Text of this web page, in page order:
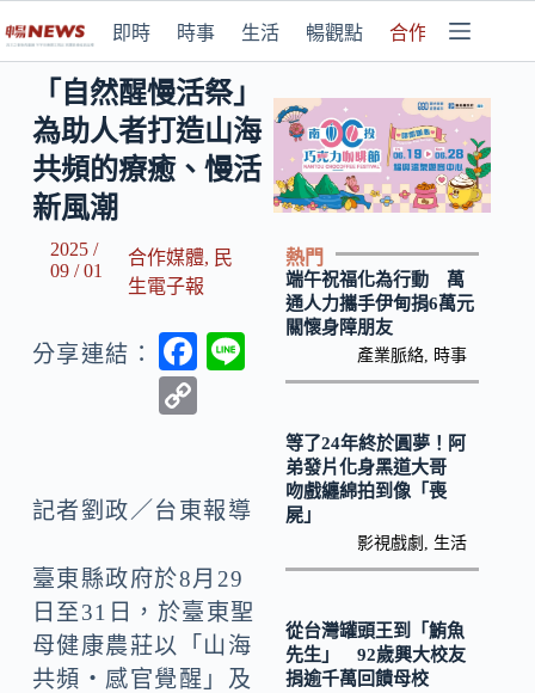
即時 時事 生活 暢觀點 合作媒體
「自然醒慢活祭」
為助人者打造山海
共頻的療癒、慢活
新風潮
2025 /
09 / 01
合作媒體, 民
生電子報
分享連結：
F
o
k
y
n
k
記者劉政／台東報導
臺東縣政府於8月29
日至31日，於臺東聖
母健康農莊以「山海
共頻・感官覺醒」及
熱門
端午祝福化為行動 萬
通人力攜手伊甸捐6萬元
關懷身障朋友
產業脈絡 時事
等了24年終於圓夢！阿
弟發片化身黑道大哥
吻戲纏綿拍到像「喪
屍」
影視戲劇 生活
從台灣罐頭王到「鮪魚
先生」 92歲興大校友
捐逾千萬回饋母校